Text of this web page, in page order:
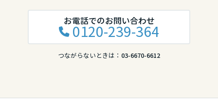
お電話でのお問い合わせ
0120-239-364
つながらないときは： 03-6670-6612